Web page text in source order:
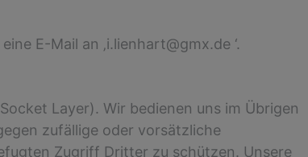
E-Mail an ‚i.lienhart@gmx.de ‘.
Layer). Wir bedienen uns im Übrigen
zufällige oder vorsätzliche
Zugriff Dritter zu schützen. Unsere